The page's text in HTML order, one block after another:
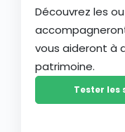
Découvrez les
vous aideront à
patrimoine.
Tester les